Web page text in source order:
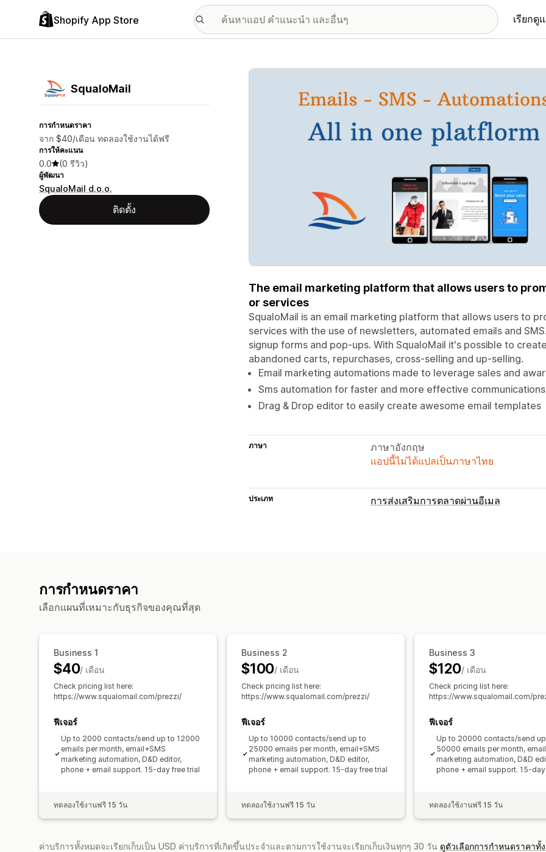
Shopify App Store เรียกดู
SqualoMail
การกำหนดราคา
จาก $40/เดือน ทดลองใช้งานได้ฟรี
การให้คะแนน
0.0 (0 รีวิว)
ผู้พัฒนา
SqualoMail d.o.o.
ติดตั้ง
แกลเลอรีรูปภาพที่แสดง
The email marketing platform that allows users to
or services
SqualoMail is an email marketing platform that allows users to
services with the use of newsletters, automated emails and
signup forms and pop-ups. With SqualoMail it's possible to
abandoned carts, repurchases, cross-selling and up-selling.
Email marketing automations made to leverage sales and
Sms automation for faster and more effective
Drag & Drop editor to easily create awesome email templates
ภาษา
ภาษาอังกฤษ
แอปนี้ไม่ได้แปลเป็นภาษาไทย
ประเภท การส่งเสริมการตลาดผ่านอีเมล
การทดสอบ A/B
การกำหนดราคา
เลือกแผนที่เหมาะกับธุรกิจของคุณที่สุด
Business 1
$40/ เดือน
Check pricing list here:
https://www.squalomail.com/prezzi/
ฟีเจอร์
Up to 2000 contacts/send up to 12000
emails per month, email+SMS
marketing automation, D&D editor,
phone + email support. 15-day free trial
ทดลองใช้งานฟรี 15 วัน
Business 2
$100/ เดือน
Check pricing list here:
https://www.squalomail.com/prezzi/
ฟีเจอร์
Up to 10000 contacts/send up to
25000 emails per month, email+SMS
marketing automation, D&D editor,
phone + email support. 15-day free trial
ทดลองใช้งานฟรี 15 วัน
Business 3
$120/ เดือน
Check pricing list here:
https://www.squalomail.com/
ฟีเจอร์
Up to 20000 contacts/send
50000 emails per month,
marketing automation, D&D
phone + email support. 15-
ทดลองใช้งานฟรี 15 วัน
ค่าบริการทั้งหมดจะเรียกเก็บเป็น USD ค่าบริการที่เกิดขึ้นประจำและตามการใช้งานจะเรียกเก็บเงินทุกๆ 30 วัน ดูตัวเลือกการกำหนดราคาทั้